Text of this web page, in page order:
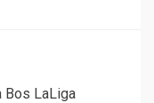
Bos LaLiga